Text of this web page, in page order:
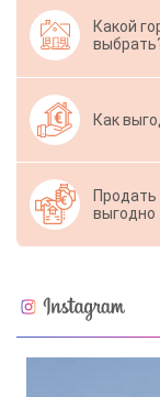
Какой
Как
Продать
выгодно